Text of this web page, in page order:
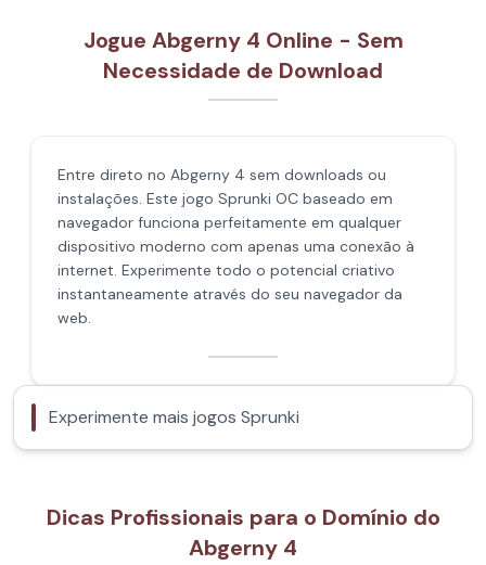
Jogue Abgerny 4 Online - Sem
Necessidade de Download
Entre direto no Abgerny 4 sem downloads ou
instalações. Este jogo Sprunki OC baseado em
navegador funciona perfeitamente em qualquer
dispositivo moderno com apenas uma conexão à
internet. Experimente todo o potencial criativo
instantaneamente através do seu navegador da
web.
Experimente mais jogos Sprunki
Dicas Profissionais para o Domínio do
Abgerny 4